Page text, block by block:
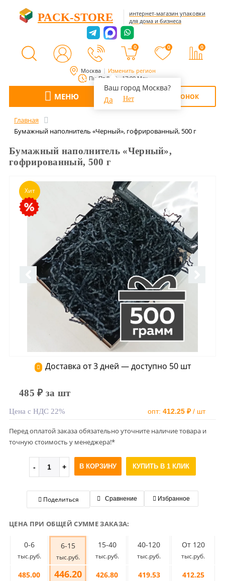
Москва Изменить регион
Ваш город Москва?
Да
Нет
Пн-Пт 8:00 - 17:00 Мск
PACK-STORE
интернет-магазин упаковки
для дома и бизнеса
0 0 0
МЕНЮ ОБРАТНЫЙ ЗВОНОК
Главная
Бумажный наполнитель «Черный», гофрированный, 500 г
Бумажный наполнитель «Черный»,
гофрированный, 500 г
Хит
Доставка от 3 дней — доступно 50 шт
485 ₽ за шт
Цена с НДС 22% опт: 412.25 ₽/ шт
Перед оплатой заказа обязательно уточните наличие товара и
точную стоимость у менеджера!*
В КОРЗИНУ КУПИТЬ В 1 КЛИК
Поделиться Сравнение Избранное
ЦЕНА ПРИ ОБЩЕЙ СУММЕ ЗАКАЗА:
0-6
тыс.руб.
6-15
тыс.руб.
15-40
тыс.руб.
40-120
тыс.руб.
От 120
тыс.руб.
485.00 446.20 426.80 419.53 412.25